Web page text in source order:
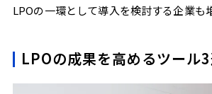
LPOの一環として導入を検討する企業も
LPOの成果を高めるツール